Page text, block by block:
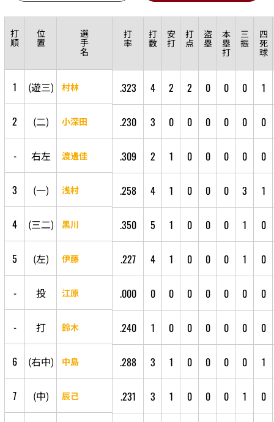
打
順
位
置
選
手
名
打
率
打
数
安
打
打
点
盗
塁
本
塁
打
三
振
四
死
球
1 (遊三) 村林 .323 4 2 2 0 0 0 1
2 (二) 小深田 .230 3 0 0 0 0 0 0
- 右左 渡邊佳 .309 2 1 0 0 0 0 0
3 (一) 浅村 .258 4 1 0 0 0 3 1
4 (三二) 黒川 .350 5 1 0 0 0 1 0
5 (左) 伊藤 .227 4 1 0 0 0 1 0
- 投 江原 .000 0 0 0 0 0 0 0
- 打 鈴木 .240 1 0 0 0 0 0 0
6 (右中) 中島 .288 3 1 0 0 0 0 1
7 (中) 辰己 .231 3 1 0 0 0 1 0